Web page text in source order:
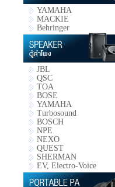
YAMAHA
MACKIE
Behringer
JBL
QSC
TOA
BOSE
YAMAHA
Turbosound
BOSCH
NPE
NEXO
QUEST
SHERMAN
EV, Electro-Voice